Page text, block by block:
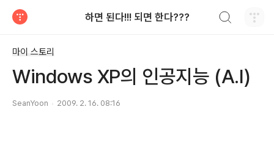
하면 된다!!! 되면 한다???
마이 스토리
Windows XP의 인공지능 (A.I)
SeanYoon 2009. 2. 16. 08:16